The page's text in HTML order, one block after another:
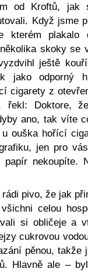
od Kroftů, jak
Když jsme
kterém plakalo
skoky se
ještě
jako odporný
cigarety z
řekl: Doktore,
ano, tak víte
ouška hořící
jen pro
nekoupíte.
pivo, že jak
celou
si obličeje a
cukrovou
pěnou, takže
Hlavně ale –